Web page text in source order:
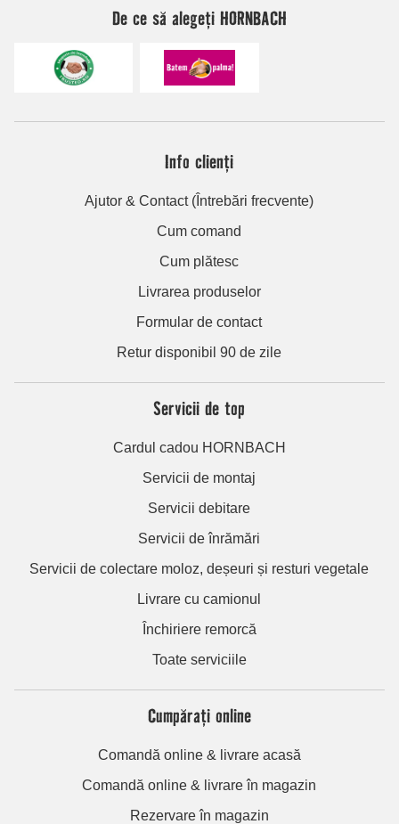
De ce să alegeți HORNBACH
Info clienți
Ajutor & Contact (Întrebări frecvente)
Cum comand
Cum plătesc
Livrarea produselor
Formular de contact
Retur disponibil 90 de zile
Servicii de top
Cardul cadou HORNBACH
Servicii de montaj
Servicii debitare
Servicii de înrămări
Servicii de colectare moloz, deșeuri și resturi vegetale
Livrare cu camionul
Închiriere remorcă
Toate serviciile
Cumpărați online
Comandă online & livrare acasă
Comandă online & livrare în magazin
Rezervare în magazin